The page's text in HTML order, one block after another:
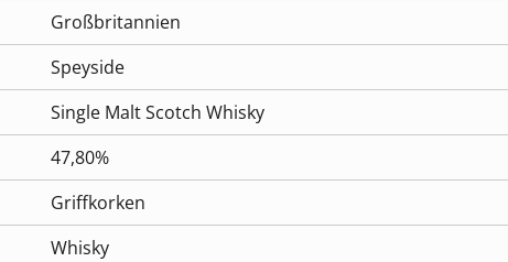
Whisky
Großbritannien
Speyside
47,80%
Single Malt Scotch Whisky
Griffkorken